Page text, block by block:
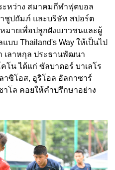
ะหว่าง สมาคมกีฬาฟุตบอล
ชูปถัมภ์ และบริษัท สปอร์ต
มายเพื่อปลูกฝังเยาวชนและผู้
บบ Thailand's Way ให้เป็นไป
เลาหกุล ประธานพัฒนา
โน ได้แก่ ซัลบาดอร์ บาเลโร
าซิโอส, อูริโอล อัลกาซาร์
าโล คอยให้คำปรึกษาอย่าง